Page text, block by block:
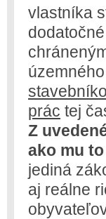
vlastníka
prác tej
Z
ako mu
jediná
aj reálne